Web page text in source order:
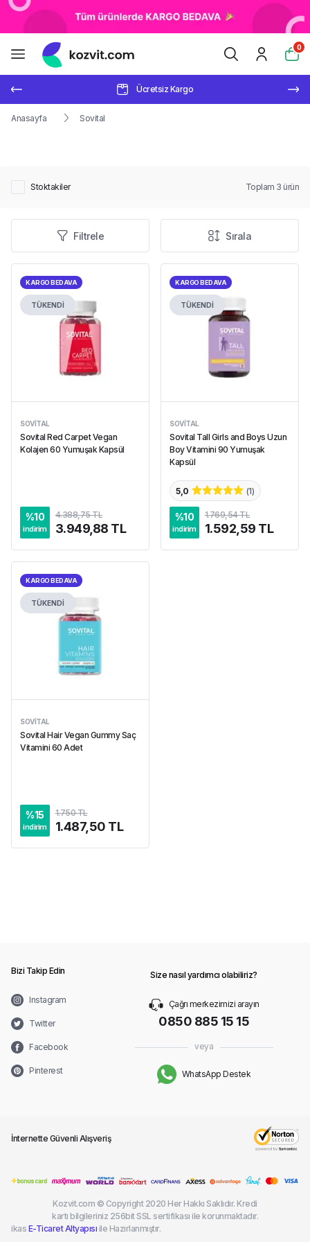
0
Ücretsiz Kargo
Anasayfa Sovital
Stoktakiler Toplam 3 ürün
Filtrele Sırala
KARGO BEDAVA
TÜKENDİ
SOVITAL
Sovital Red Carpet Vegan
Kolajen 60 Yumuşak Kapsül
%10
indirim
4.388,75 TL
3.949,88 TL
KARGO BEDAVA
TÜKENDİ
SOVITAL
Sovital Tall Girls and Boys Uzun
Boy Vitamini 90 Yumuşak
Kapsül
5,0 (1)
%10
indirim
1.769,54 TL
1.592,59 TL
KARGO BEDAVA
TÜKENDİ
SOVITAL
Sovital Hair Vegan Gummy Saç
Vitamini 60 Adet
%15
indirim
1.750 TL
1.487,50 TL
Bizi Takip Edin
Instagram
Twitter
Facebook
Pinterest
Size nasıl yardımcı olabiliriz?
Çağrı merkezimizi arayın
0850 885 15 15
veya
WhatsApp Destek
İnternette Güvenli Alışveriş
Kozvit.com © Copyright 2020 Her Hakkı Saklıdır. Kredi
kartı bilgileriniz 256bit SSL sertifikası ile korunmaktadır.
ikas E-Ticaret Altyapısı ile Hazırlanmıştır.